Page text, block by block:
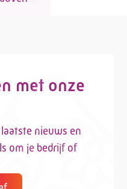
met onze
nieuws en
om je bedrijf of